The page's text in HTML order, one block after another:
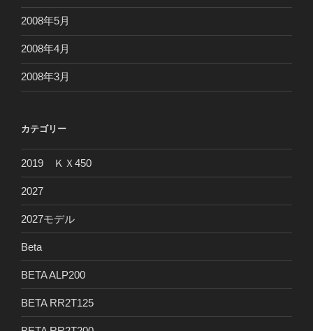
2008年5月
2008年4月
2008年3月
カテゴリー
2019 ＫＸ450
2027
2027モデル
Beta
BETA ALP200
BETA RR2T125